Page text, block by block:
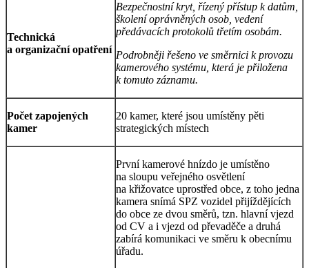
Technická
a organizační opatření
Bezpečnostní kryt, řízený přístup k datům,
školení oprávněných osob, vedení
předávacích protokolů třetím osobám.
Podrobněji řešeno ve směrnici k provozu
kamerového systému, která je přiložena
k tomuto záznamu.
Počet zapojených
kamer
20 kamer, které jsou umístěny pěti
strategických místech
První kamerové hnízdo je umístěno
na sloupu veřejného osvětlení
na křižovatce uprostřed obce, z toho jedna
kamera snímá SPZ vozidel přijíždějících
do obce ze dvou směrů, tzn. hlavní vjezd
od CV a i vjezd od převaděče a druhá
zabírá komunikaci ve směru k obecnímu
úřadu.